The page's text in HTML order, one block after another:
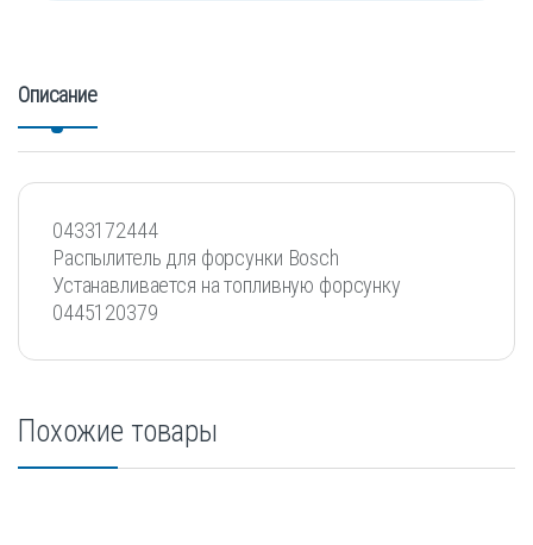
Описание
0433172444
Распылитель для форсунки Bosch
Устанавливается на топливную форсунку
0445120379
Похожие товары